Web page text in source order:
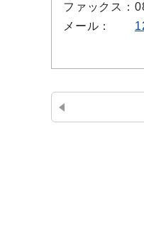
ファックス：
メール：